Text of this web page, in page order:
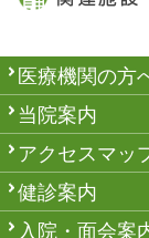
医療機関の方
当院案内
アクセスマッ
健診案内
入院・面会案